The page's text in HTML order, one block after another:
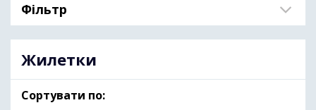
Фільтр
Жилетки
Сортувати по: